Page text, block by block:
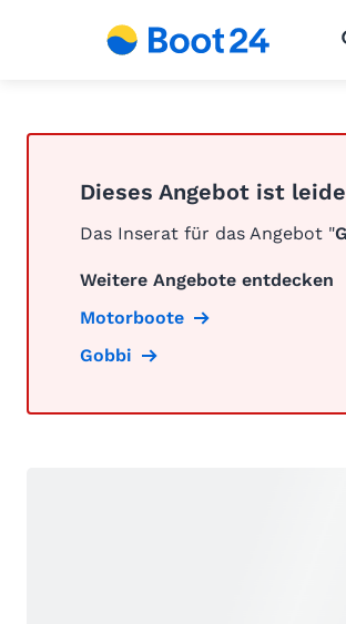
Dieses Angebot ist
Das Inserat für das Angebot "
Weitere Angebote entdecken
Motorboote
Gobbi